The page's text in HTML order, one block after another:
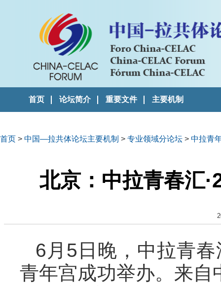
首页 论坛简介 重要文件 主要机制
首页 > 中国—拉共体论坛主要机制 > 专业领域分论坛 > 中拉青
北京：中拉青春汇
6月5日晚，中拉青
青年宫成功举办。来